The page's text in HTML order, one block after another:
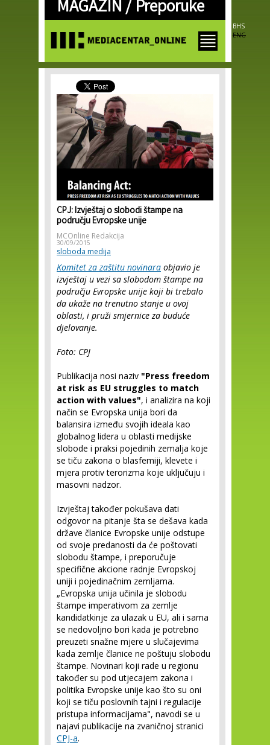
Skip to
main
MAGAZIN /Preporuke
BHS
ENG
CPJ: Izvještaj o slobodi štampe na
području Evropske unije
MCOnline Redakcija
30/09/2015
sloboda medija
Komitet za zaštitu novinara objavio je
izvještaj u vezi sa slobodom štampe na
području Evropske unije koji bi trebalo
da ukaže na trenutno stanje u ovoj
oblasti, i pruži smjernice za buduće
djelovanje.
Foto: CPJ
Publikacija nosi naziv "Press freedom
at risk as EU struggles to match
action with values", i analizira na koji
način se Evropska unija bori da
balansira između svojih ideala kao
globalnog lidera u oblasti medijske
slobode i praksi pojedinih zemalja koje
se tiču zakona o blasfemiji, klevete i
mjera protiv terorizma koje uključuju i
masovni nadzor.
Izvještaj također pokušava dati
odgovor na pitanje šta se dešava kada
države članice Evropske unije odstupe
od svoje predanosti da će poštovati
slobodu štampe, i preporučuje
specifične akcione radnje Evropskoj
uniji i pojedinačnim zemljama.
„Evropska unija učinila je slobodu
štampe imperativom za zemlje
kandidatkinje za ulazak u EU, ali i sama
se nedovoljno bori kada je potrebno
preuzeti snažne mjere u slučajevima
kada zemlje članice ne poštuju slobodu
štampe. Novinari koji rade u regionu
također su pod utjecajem zakona i
politika Evropske unije kao što su oni
koji se tiču poslovnih tajni i regulacije
pristupa informacijama", navodi se u
najavi publikacije na zvaničnoj stranici
CPJ-a.